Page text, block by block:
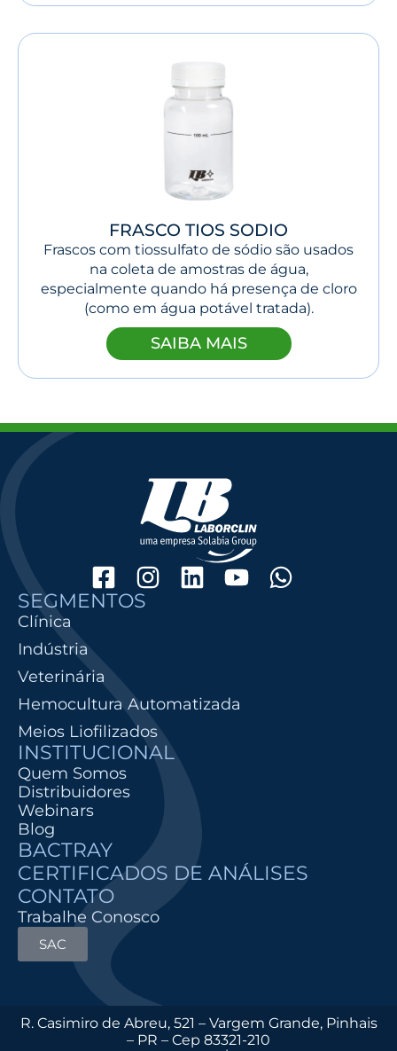
FRASCO TIOS SODIO
Frascos com tiossulfato de sódio são usados
na coleta de amostras de água,
especialmente quando há presença de cloro
(como em água potável tratada).
SAIBA MAIS
SEGMENTOS
Clínica
Indústria
Veterinária
Hemocultura Automatizada
Meios Liofilizados
INSTITUCIONAL
Quem Somos
Distribuidores
Webinars
Blog
BACTRAY
CERTIFICADOS DE ANÁLISES
CONTATO
Trabalhe Conosco
SAC
R. Casimiro de Abreu, 521 – Vargem Grande, Pinhais
– PR – Cep 83321-210